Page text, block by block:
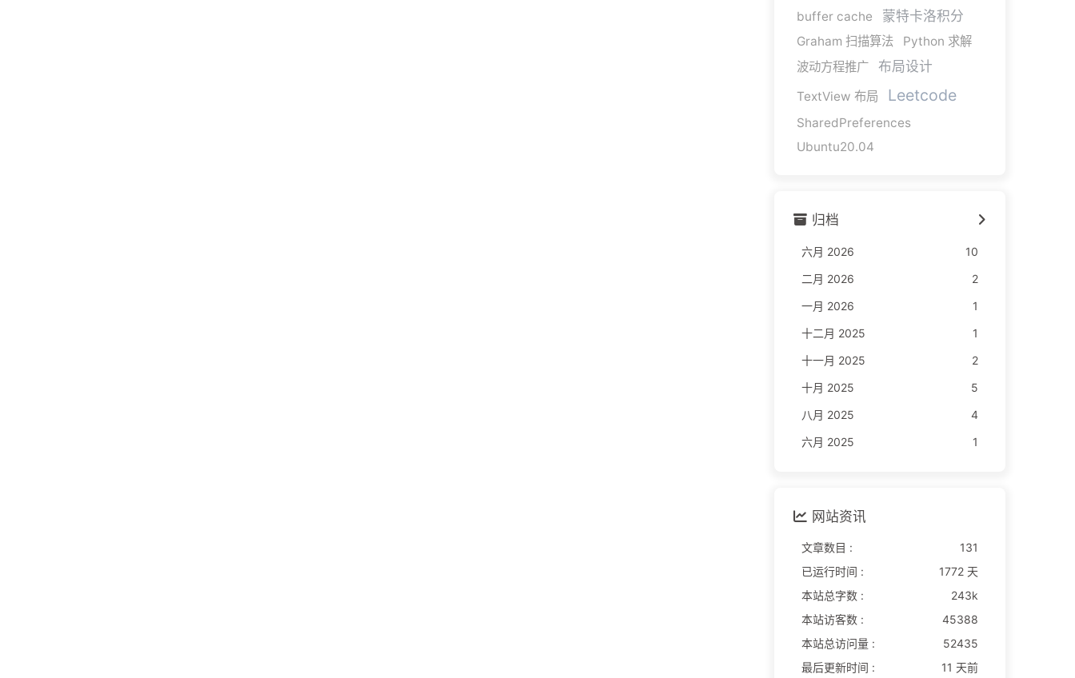
buffer cache
蒙特卡洛积分
Graham 扫描算法
Python 求解
波动方程推广
布局设计
TextView 布局 Leetcode
SharedPreferences
Ubuntu20.04
归档
六月 2026
10
二月 2026
2
一月 2026
1
十二月 2025
1
十一月 2025
2
十月 2025
5
八月 2025
4
六月 2025
1
网站资讯
文章数目 :
131
已运行时间 :
1772 天
本站总字数 :
243k
本站访客数 :
45388
本站总访问量 :
52435
最后更新时间 :
11 天前